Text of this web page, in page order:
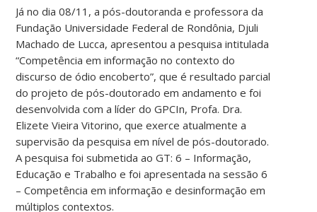
Já no dia 08/11, a pós-doutoranda e professora da
Fundação Universidade Federal de Rondônia, Djuli
Machado de Lucca, apresentou a pesquisa intitulada
“Competência em informação no contexto do
discurso de ódio encoberto”, que é resultado parcial
do projeto de pós-doutorado em andamento e foi
desenvolvida com a líder do GPCIn, Profa. Dra.
Elizete Vieira Vitorino, que exerce atualmente a
supervisão da pesquisa em nível de pós-doutorado.
A pesquisa foi submetida ao GT: 6 – Informação,
Educação e Trabalho e foi apresentada na sessão 6
– Competência em informação e desinformação em
múltiplos contextos.